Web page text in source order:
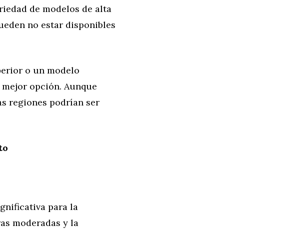
de modelos de alta
no estar disponibles
o un modelo
opción. Aunque
regiones podrían ser
para la
moderadas y la